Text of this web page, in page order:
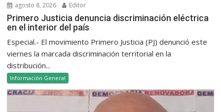
agosto 8, 2026 Editor
Primero Justicia denuncia discriminación eléctrica
en el interior del país
Especial.- El movimiento Primero Justicia (PJ) denunció este
viernes la marcada discriminación territorial en la
distribución...
Información General